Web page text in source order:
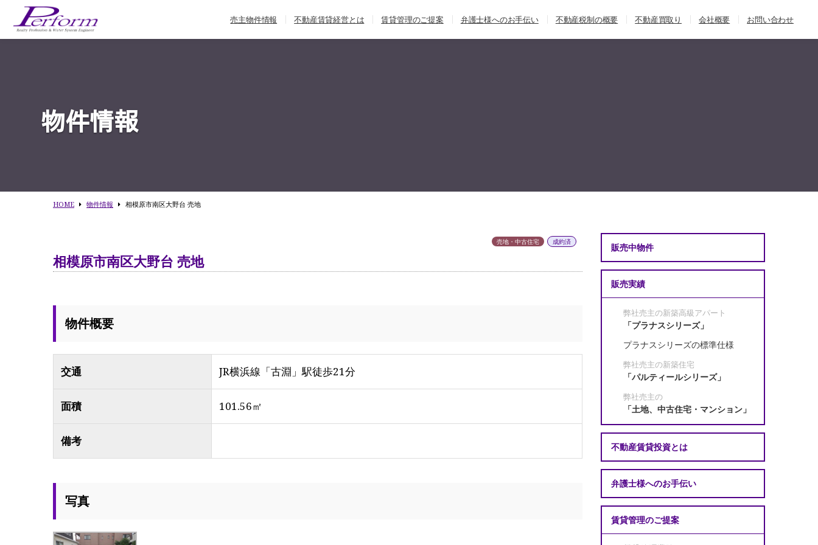
売主物件情報 不動産賃貸経営とは 賃貸管理のご提案 弁護士様へのお手伝い 不動産税制の概要 不動産買取り 会社概要 お問い合わせ
物件情報
HOME 物件情報 相模原市南区大野台 売地
売地・中古住宅 成約済
相模原市南区大野台 売地
物件概要
交通 JR横浜線「古淵」駅徒歩21分
面積 101.56㎡
備考
写真
販売中物件
販売実績
弊社売主の新築高級アパート
「プラナスシリーズ」
プラナスシリーズの標準仕様
弊社売主の新築住宅
「パルティールシリーズ」
弊社売主の
「土地、中古住宅・マンション」
不動産賃貸投資とは
弁護士様へのお手伝い
賃貸管理のご提案